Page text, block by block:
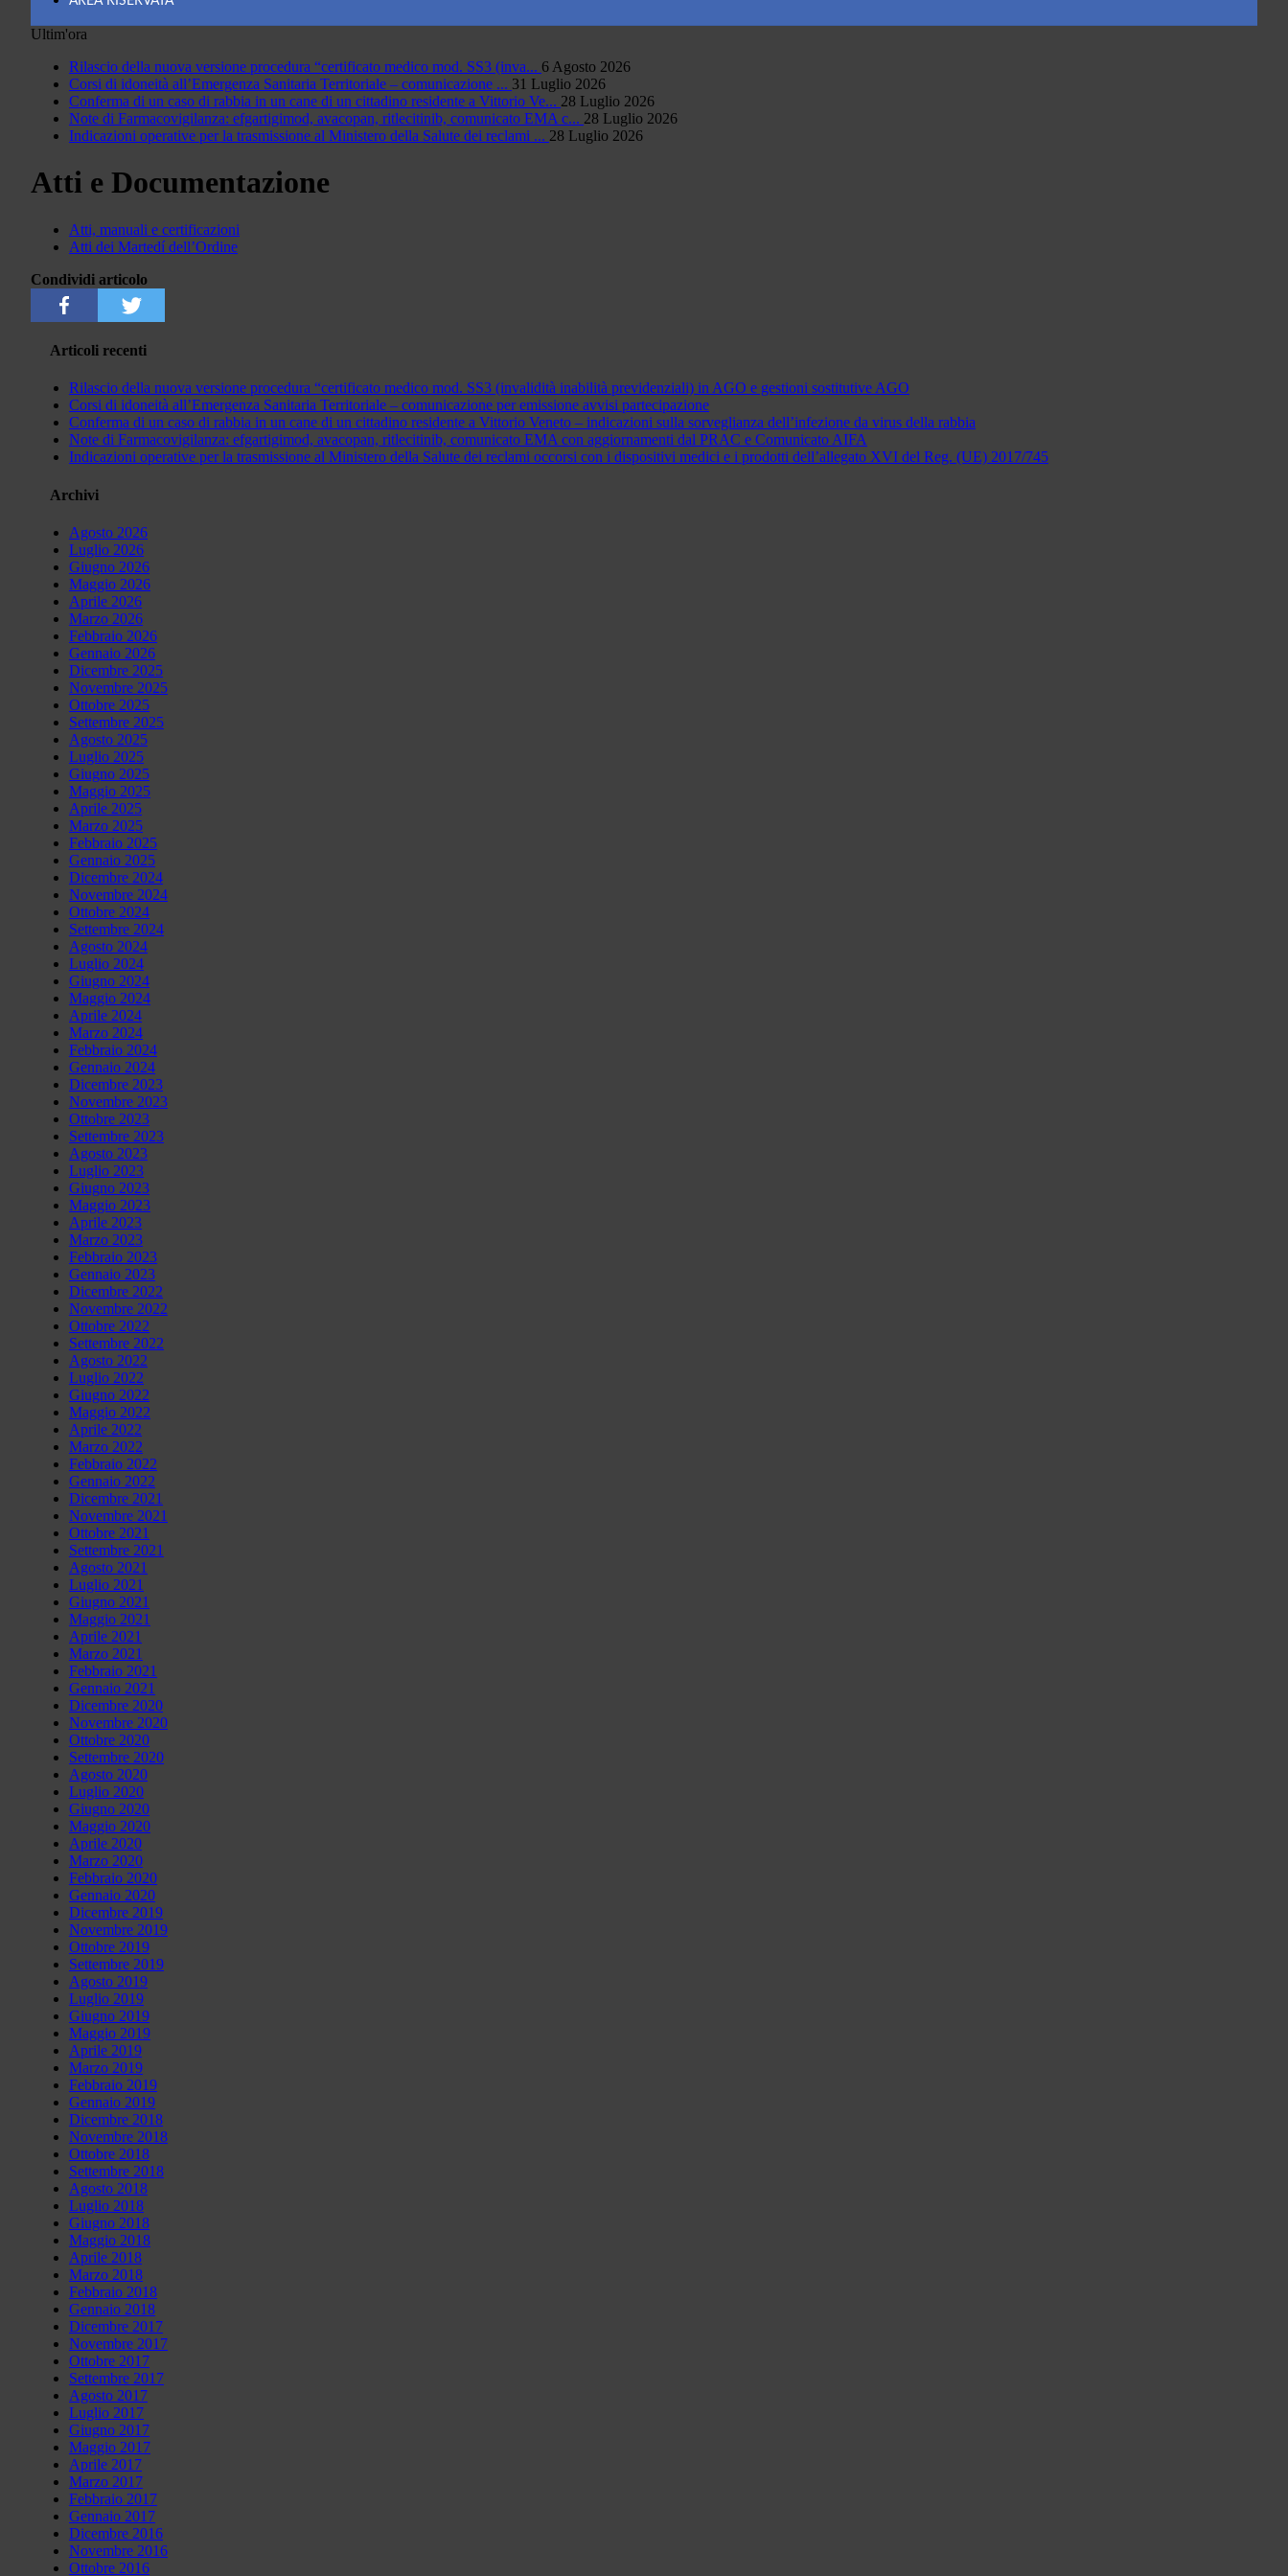
Ultim'ora
Rilascio della nuova versione procedura “certificato medico mod. SS3 (inva... 6 Agosto 2026
Corsi di idoneità all’Emergenza Sanitaria Territoriale – comunicazione ... 31 Luglio 2026
Conferma di un caso di rabbia in un cane di un cittadino residente a Vittorio Ve... 28 Luglio 2026
Note di Farmacovigilanza: efgartigimod, avacopan, ritlecitinib, comunicato EMA c... 28 Luglio 2026
Indicazioni operative per la trasmissione al Ministero della Salute dei reclami ... 28 Luglio 2026
Atti e Documentazione
Atti, manuali e certificazioni
Atti dei Martedí dell’Ordine
Condividi articolo
Articoli recenti
Rilascio della nuova versione procedura “certificato medico mod. SS3 (invalidità inabilità previdenziali) in AGO e gestioni sostitutive AGO
Corsi di idoneità all’Emergenza Sanitaria Territoriale – comunicazione per emissione avvisi partecipazione
Conferma di un caso di rabbia in un cane di un cittadino residente a Vittorio Veneto – indicazioni sulla sorveglianza dell’infezione da virus della rabbia
Note di Farmacovigilanza: efgartigimod, avacopan, ritlecitinib, comunicato EMA con aggiornamenti dal PRAC e Comunicato AIFA
Indicazioni operative per la trasmissione al Ministero della Salute dei reclami occorsi con i dispositivi medici e i prodotti dell’allegato XVI del Reg. (UE) 2017/745
Archivi
Agosto 2026
Luglio 2026
Giugno 2026
Maggio 2026
Aprile 2026
Marzo 2026
Febbraio 2026
Gennaio 2026
Dicembre 2025
Novembre 2025
Ottobre 2025
Settembre 2025
Agosto 2025
Luglio 2025
Giugno 2025
Maggio 2025
Aprile 2025
Marzo 2025
Febbraio 2025
Gennaio 2025
Dicembre 2024
Novembre 2024
Ottobre 2024
Settembre 2024
Agosto 2024
Luglio 2024
Giugno 2024
Maggio 2024
Aprile 2024
Marzo 2024
Febbraio 2024
Gennaio 2024
Dicembre 2023
Novembre 2023
Ottobre 2023
Settembre 2023
Agosto 2023
Luglio 2023
Giugno 2023
Maggio 2023
Aprile 2023
Marzo 2023
Febbraio 2023
Gennaio 2023
Dicembre 2022
Novembre 2022
Ottobre 2022
Settembre 2022
Agosto 2022
Luglio 2022
Giugno 2022
Maggio 2022
Aprile 2022
Marzo 2022
Febbraio 2022
Gennaio 2022
Dicembre 2021
Novembre 2021
Ottobre 2021
Settembre 2021
Agosto 2021
Luglio 2021
Giugno 2021
Maggio 2021
Aprile 2021
Marzo 2021
Febbraio 2021
Gennaio 2021
Dicembre 2020
Novembre 2020
Ottobre 2020
Settembre 2020
Agosto 2020
Luglio 2020
Giugno 2020
Maggio 2020
Aprile 2020
Marzo 2020
Febbraio 2020
Gennaio 2020
Dicembre 2019
Novembre 2019
Ottobre 2019
Settembre 2019
Agosto 2019
Luglio 2019
Giugno 2019
Maggio 2019
Aprile 2019
Marzo 2019
Febbraio 2019
Gennaio 2019
Dicembre 2018
Novembre 2018
Ottobre 2018
Settembre 2018
Agosto 2018
Luglio 2018
Giugno 2018
Maggio 2018
Aprile 2018
Marzo 2018
Febbraio 2018
Gennaio 2018
Dicembre 2017
Novembre 2017
Ottobre 2017
Settembre 2017
Agosto 2017
Luglio 2017
Giugno 2017
Maggio 2017
Aprile 2017
Marzo 2017
Febbraio 2017
Gennaio 2017
Dicembre 2016
Novembre 2016
Ottobre 2016